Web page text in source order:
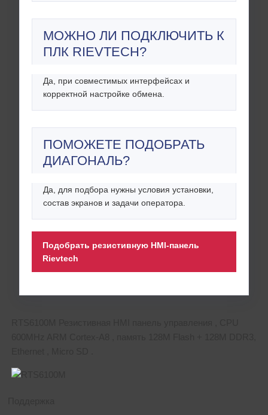
МОЖНО ЛИ ПОДКЛЮЧИТЬ К
ПЛК RIEVTECH?
Да, при совместимых интерфейсах и
корректной настройке обмена.
ПОМОЖЕТЕ ПОДОБРАТЬ
ДИАГОНАЛЬ?
Да, для подбора нужны условия установки,
состав экранов и задачи оператора.
Подобрать резистивную HMI-панель
Rievtech